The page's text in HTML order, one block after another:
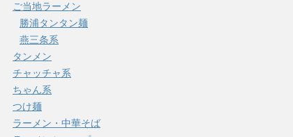
ご当地ラーメン
勝浦タンタン麺
燕三条系
タンメン
チャッチャ系
ちゃん系
つけ麺
ラーメン・中華そば